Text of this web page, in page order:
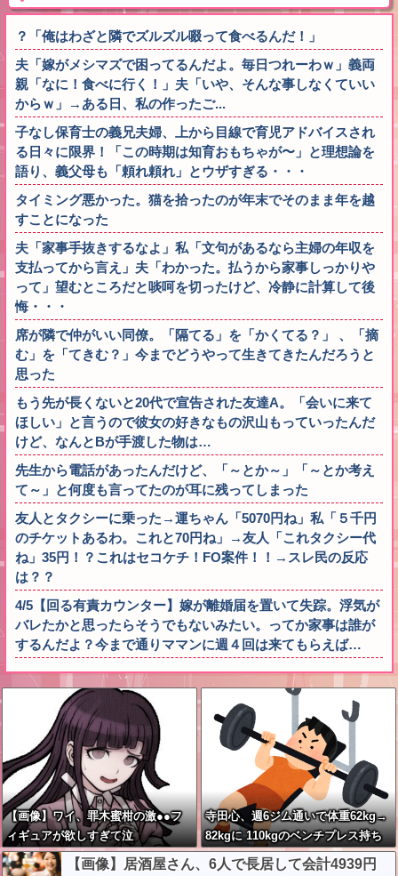
？「俺はわざと隣でズルズル啜って食べるんだ！」
夫「嫁がメシマズで困ってるんだよ。毎日つれーわｗ」義両
親「なに！食べに行く！」夫「いや、そんな事しなくていい
からｗ」→ある日、私の作ったご...
子なし保育士の義兄夫婦、上から目線で育児アドバイスされ
る日々に限界！「この時期は知育おもちゃが〜」と理想論を
語り、義父母も「頼れ頼れ」とウザすぎる・・・
タイミング悪かった。猫を拾ったのが年末でそのまま年を越
すことになった
夫「家事手抜きするなよ」私「文句があるなら主婦の年収を
支払ってから言え」夫「わかった。払うから家事しっかりや
って」望むところだと啖呵を切ったけど、冷静に計算して後
悔・・・
席が隣で仲がいい同僚。「隔てる」を「かくてる？」 、「摘
む」を「てきむ？」今までどうやって生きてきたんだろうと
思った
もう先が長くないと20代で宣告された友達A。「会いに来て
ほしい」と言うので彼女の好きなもの沢山もっていったんだ
けど、なんとBが手渡した物は…
先生から電話があったんだけど、「～とか～」「～とか考え
て～」と何度も言ってたのが耳に残ってしまった
友人とタクシーに乗った→運ちゃん「5070円ね」私「５千円
のチケットあるわ。これと70円ね」→友人「これタクシー代
ね」35円！？これはセコケチ！FO案件！！→スレ民の反応
は？？
4/5【回る有責カウンター】嫁が離婚届を置いて失踪。浮気が
バレたかと思ったらそうでもないみたい。ってか家事は誰が
するんだよ？今まで通りママンに週４回は来てもらえば…
【画像】ワイ、罪木蜜柑の激●●フ
ィギュアが欲しすぎて泣
く・・・・・・
寺田心、週6ジム通いで体重62kg→
82kgに 110kgのベンチプレス持ち
上げる姿披露
【画像】居酒屋さん、6人で長居して会計4939円